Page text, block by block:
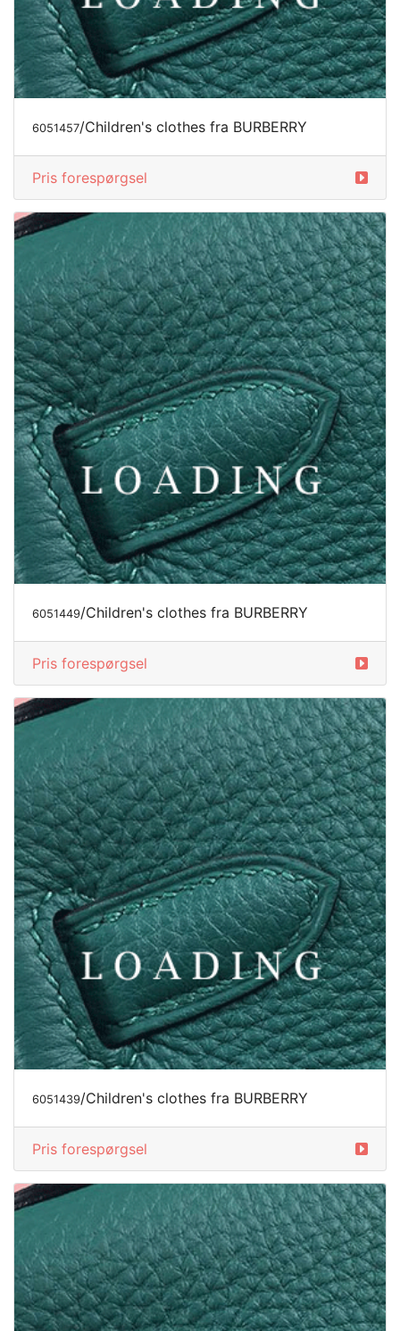
6051457/Children's clothes fra BURBERRY
Pris forespørgsel
6051449/Children's clothes fra BURBERRY
Pris forespørgsel
6051439/Children's clothes fra BURBERRY
Pris forespørgsel